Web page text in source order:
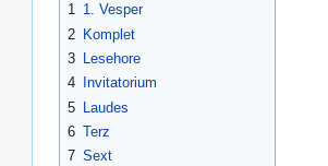
1 1. Vesper
2 Komplet
3 Lesehore
4
Invitatorium
5
Laudes
6 Terz
7 Sext